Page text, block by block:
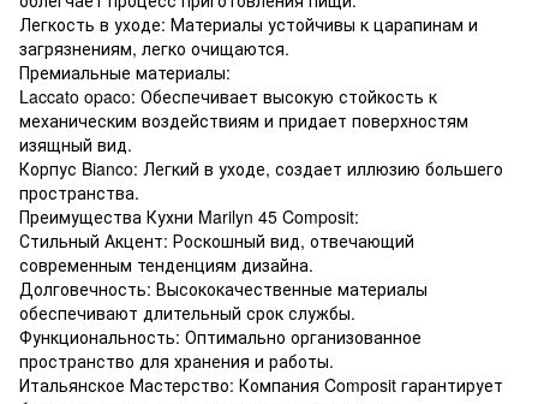
Легкость в уходе: Материалы устойчивы к царапинам и
загрязнениям, легко очищаются.
Премиальные материалы:
Laccato opaco: Обеспечивает высокую стойкость к
механическим воздействиям и придает поверхностям
изящный вид.
Корпус Bianco: Легкий в уходе, создает иллюзию большего
пространства.
Преимущества Кухни Marilyn 45 Composit:
Стильный Акцент: Роскошный вид, отвечающий
современным тенденциям дизайна.
Долговечность: Высококачественные материалы
обеспечивают длительный срок службы.
Функциональность: Оптимально организованное
пространство для хранения и работы.
Итальянское Мастерство: Компания Composit гарантирует